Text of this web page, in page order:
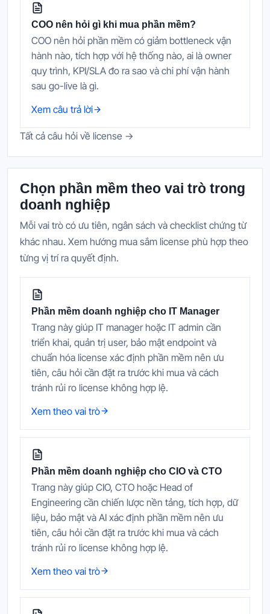
COO nên hỏi gì khi mua phần mềm?
COO nên hỏi phần mềm có giảm bottleneck vận
hành nào, tích hợp với hệ thống nào, ai là owner
quy trình, KPI/SLA đo ra sao và chi phí vận hành
sau go-live là gì.
Xem câu trả lời
Tất cả câu hỏi về license →
Chọn phần mềm theo vai trò trong
doanh nghiệp
Mỗi vai trò có ưu tiên, ngân sách và checklist chứng từ
khác nhau. Xem hướng mua sắm license phù hợp theo
từng vị trí ra quyết định.
Phần mềm doanh nghiệp cho IT Manager
Trang này giúp IT manager hoặc IT admin cần
triển khai, quản trị user, bảo mật endpoint và
chuẩn hóa license xác định phần mềm nên ưu
tiên, câu hỏi cần đặt ra trước khi mua và cách
tránh rủi ro license không hợp lệ.
Xem theo vai trò
Phần mềm doanh nghiệp cho CIO và CTO
Trang này giúp CIO, CTO hoặc Head of
Engineering cần chiến lược nền tảng, tích hợp, dữ
liệu, bảo mật và AI xác định phần mềm nên ưu
tiên, câu hỏi cần đặt ra trước khi mua và cách
tránh rủi ro license không hợp lệ.
Xem theo vai trò